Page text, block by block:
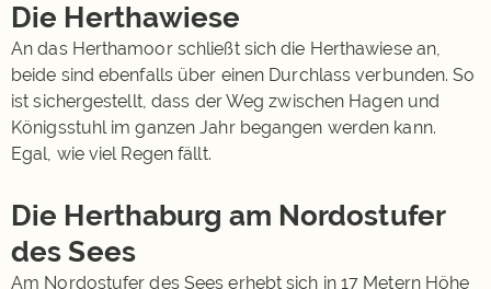
Die Herthawiese
An das Herthamoor schließt sich die Herthawiese an,
beide sind ebenfalls über einen Durchlass verbunden. So
ist sichergestellt, dass der Weg zwischen Hagen und
Königsstuhl im ganzen Jahr begangen werden kann.
Egal, wie viel Regen fällt.
Die Herthaburg am Nordostufer
des Sees
Am Nordostufer des Sees erhebt sich in 17 Metern Höhe